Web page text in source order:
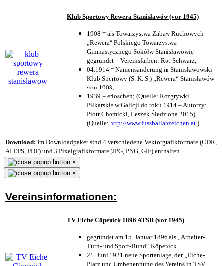
Klub Sportowy Rewera Stanisławów (vor 1945)
1908 = als Towarzystwa Zabaw Ruchowych
„Rewera“ Polskiego Towarzystwa
Gimnastycznego Sokółw Stanisławowie
gegründet – Vereinsfarben: Rot-Schwarz;
04.1914 = Namensänderung in Stanisławowski
Klub Sportowy (S. K. S.) „Rewera“ Stanisławów
von 1908;
1939 = erloschen; (Quelle: Rozgrywki
Piłkarskie w Galicji do roku 1914 – Autorzy:
Piotr Chomicki, Leszek Śledziona 2015)
(Quelle: http://www.fussballabzeichen.at )
Download: Im Downloadpaket sind 4 verschiedene Vektorgrafikformate (CDR,
AI EPS, PDF) und 3 Pixelgrafikformate (JPG, PNG, GIF) enthalten.
×
×
Vereinsinformationen:
TV Eiche Cöpenick 1896 ATSB (vor 1945)
gegründet am 15. Januar 1896 als „Arbeiter-
Turn- und Sport-Bund“ Köpenick
21. Juni 1921 neue Sportanlage, der „Eiche-
Platz und Umbenennung des Vereins in TSV